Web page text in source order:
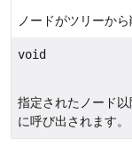
ノードがツリーか
void
指定されたノード
に呼び出されます。